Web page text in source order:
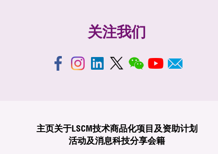
关注我们
主页关于LSCM技术商品化项目及资助计划
活动及消息科技分享会籍